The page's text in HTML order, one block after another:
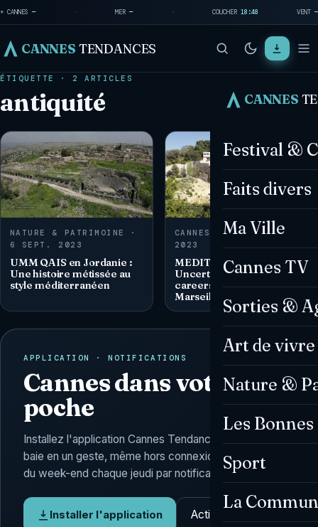
☀ CANNES — · MER— · COUCHER18:48 VENT —
CANNES TENDANCES
CANNES
Festival &
Faits divers
Ma Ville
Cannes TV
Sorties &
Art de vivre
Nature &
Les
Sport
La
ÉTIQUETTE · 2 ARTICLES
antiquité
NATURE & PATRIMOINE ·
6 SEPT. 2023
UMM QAIS en Jordanie :
Une histoire métissée au
style méditerranéen
CANNES TV · 4 AOÛT
2023
MEDITERRANEO –
Uncertain future for the
careers at the Corderie in
Marseille
APPLICATION · NOTIFICATIONS
Cannes dans votre
poche
Installez l'application Cannes Tendances : l'actu de la
baie en un geste, même hors connexion, et l'Agenda
du week-end chaque jeudi par notification.
Installer l'application Activer les alertes